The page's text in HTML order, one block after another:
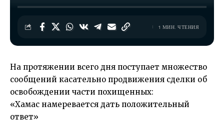
1 МИН. ЧТЕНИЯ
На протяжении всего дня поступает множество
сообщений касательно продвижения сделки об
освобождении части похищенных:
«Хамас намеревается дать положительный
ответ»